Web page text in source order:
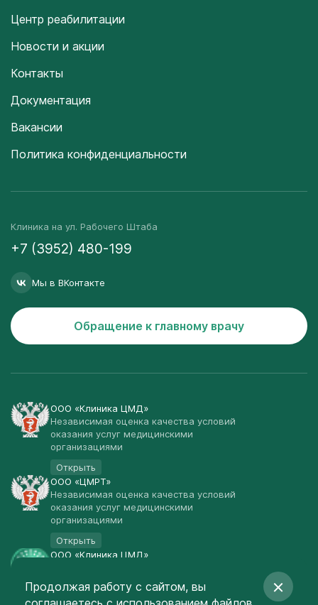
Центр реабилитации
Новости и акции
Контакты
Документация
Вакансии
Политика конфиденциальности
Клиника на ул. Рабочего Штаба
+7 (3952) 480-199
Мы в ВКонтакте
Обращение к главному врачу
ООО «Клиника ЦМД»
Независимая оценка качества условий
оказания услуг медицинскими
организациями
Открыть
ООО «ЦМРТ»
Независимая оценка качества условий
оказания услуг медицинскими
организациями
Открыть
ООО «Клиника ЦМД»
Открыть
Продолжая работу с сайтом, вы